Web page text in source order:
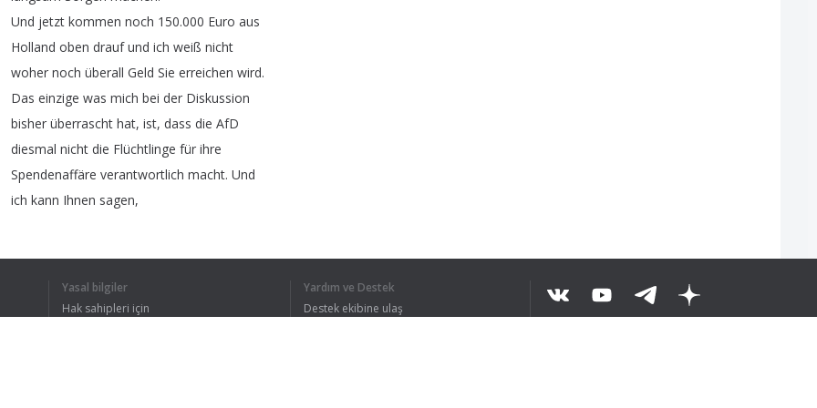
Und jetzt kommen noch 150.000 Euro aus
Holland oben drauf und ich weiß nicht
woher noch überall Geld Sie erreichen wird.
Das einzige was mich bei der Diskussion
bisher überrascht hat, ist, dass die AfD
diesmal nicht die Flüchtlinge für ihre
Spendenaffäre verantwortlich macht. Und
ich kann Ihnen sagen,
Jahres2018,
Yasal bilgiler
Hak sahipleri için
Yardım ve Destek
Destek ekibine ulaş